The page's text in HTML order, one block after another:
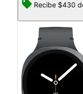
Recibe $430